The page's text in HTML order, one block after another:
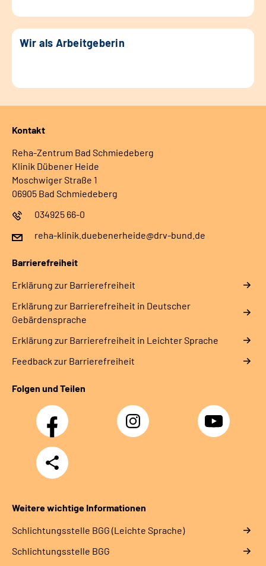
Wir als Arbeitgeberin
Kontakt
Reha-Zentrum Bad Schmiedeberg
Klinik Dübener Heide
Moschwiger Straße 1
06905 Bad Schmiedeberg
034925 66-0
reha-klinik.duebenerheide@drv-bund.de
Barrierefreiheit
Erklärung zur Barrierefreiheit
Erklärung zur Barrierefreiheit in Deutscher
Gebärdensprache
Erklärung zur Barrierefreiheit in Leichter Sprache
Feedback zur Barrierefreiheit
Folgen und Teilen
Facebook Instagram YouTube
Teilen
Weitere wichtige Informationen
Schlich­tungs­stel­le BGG (Leichte Sprache)
Schlich­tungs­stel­le BGG